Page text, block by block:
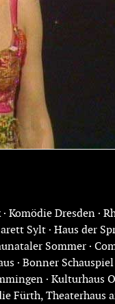
Komödie Dresden ·
Sylt · Haus der
Sommer ·
· Bonner
· Kulturhaus
Fürth, Theaterhaus